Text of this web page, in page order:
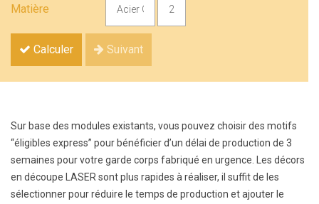
Matière
Calculer Suivant
Sur base des modules existants, vous pouvez choisir des motifs
“éligibles express” pour bénéficier d’un délai de production de 3
semaines pour votre garde corps fabriqué en urgence. Les décors
en découpe LASER sont plus rapides à réaliser, il suffit de les
sélectionner pour réduire le temps de production et ajouter le